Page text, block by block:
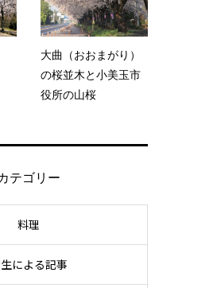
大曲（おおまがり）
の桜並木と小美玉市
役所の山桜
テゴリー
料理
による記事